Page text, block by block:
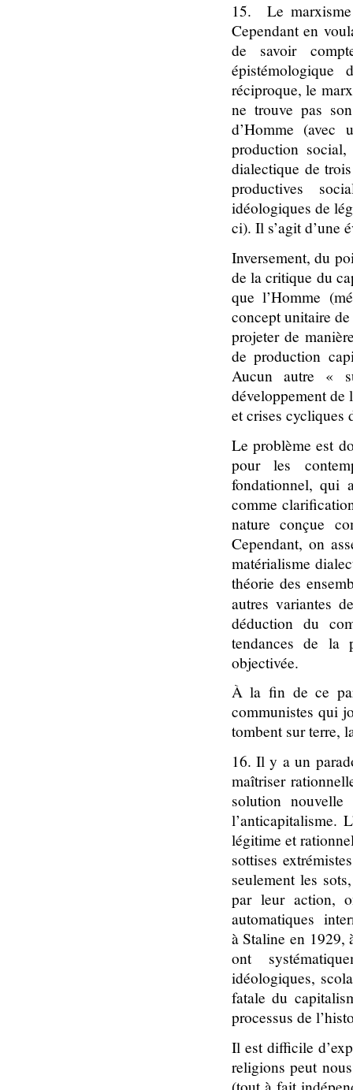
15.
Le
Cependant en
de savoir
réciproque, le
ne trouve pas
d’Homme
production
dialectique de
productives
idéologiques de
ci). Il s’agit d’une
Inversement, du
de la critique du
que l’Homme
concept unitaire
projeter de
de production
Aucun autre «
développement de
et crises cycliques
Le problème est
pour les
fondationnel, qui
comme
nature conçue
Cependant, on
matérialisme
théorie des
autres variantes
déduction du
tendances de la
objectivée.
À la fin de ce
communistes qui
tombent sur terre,
16. Il y a un
maîtriser
solution
l’anticapitalisme.
légitime et
sottises
seulement les
par leur action,
automatiques
à Staline en 1929,
ont
idéologiques,
fatale du
processus de
Il est difficile
religions peut